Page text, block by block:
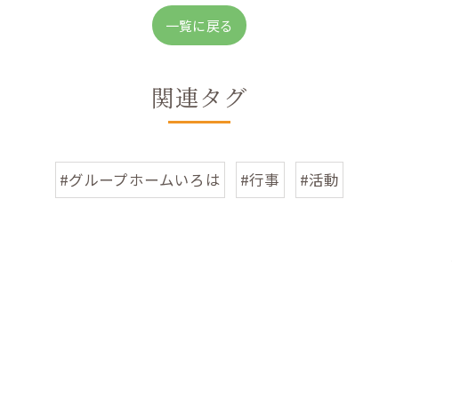
一覧に戻る
関連タグ
#グループホームいろは #行事 #活動